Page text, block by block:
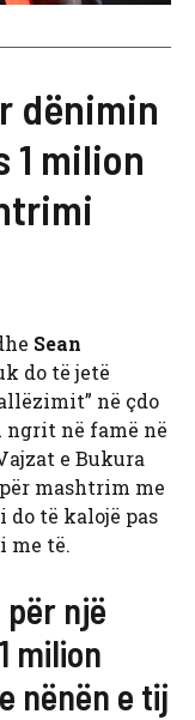
dënimin
1 milion
Sean
do të jetë
në çdo
ngrit në famë në
e Bukura
mashtrim me
do të kalojë pas
me të.
për një
milion
nënën e tij